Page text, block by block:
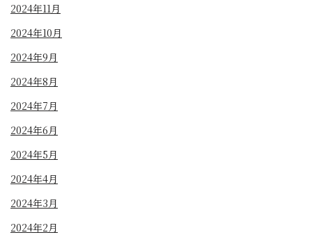
2024年11月
2024年10月
2024年9月
2024年8月
2024年7月
2024年6月
2024年5月
2024年4月
2024年3月
2024年2月